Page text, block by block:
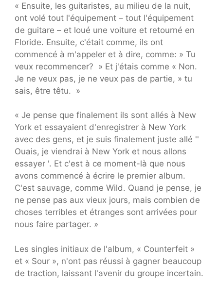
« Ensuite, les guitaristes, au milieu de la nuit,
ont volé tout l'équipement – tout l'équipement
de guitare – et loué une voiture et retourné en
Floride. Ensuite, c'était comme, ils ont
commencé à m'appeler et à dire, comme: » Tu
veux recommencer? » Et j'étais comme « Non.
Je ne veux pas, je ne veux pas de partie, » tu
sais, être têtu. »
« Je pense que finalement ils sont allés à New
York et essayaient d'enregistrer à New York
avec des gens, et je suis finalement juste allé ''
Ouais, je viendrai à New York et nous allons
essayer '. Et c'est à ce moment-là que nous
avons commencé à écrire le premier album.
C'est sauvage, comme Wild. Quand je pense, je
ne pense pas aux vieux jours, mais combien de
choses terribles et étranges sont arrivées pour
nous faire partager. »
Les singles initiaux de l'album, « Counterfeit »
et « Sour », n'ont pas réussi à gagner beaucoup
de traction, laissant l'avenir du groupe incertain.